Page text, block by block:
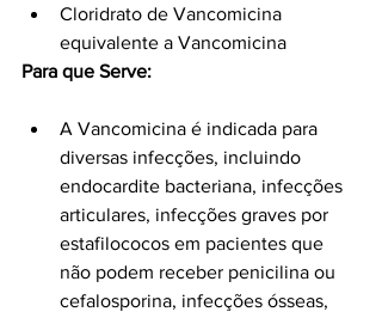
Cloridrato de Vancomicina
equivalente a Vancomicina
Para que Serve:
A Vancomicina é indicada para
diversas infecções, incluindo
endocardite bacteriana, infecções
articulares, infecções graves por
estafilococos em pacientes que
não podem receber penicilina ou
cefalosporina, infecções ósseas,